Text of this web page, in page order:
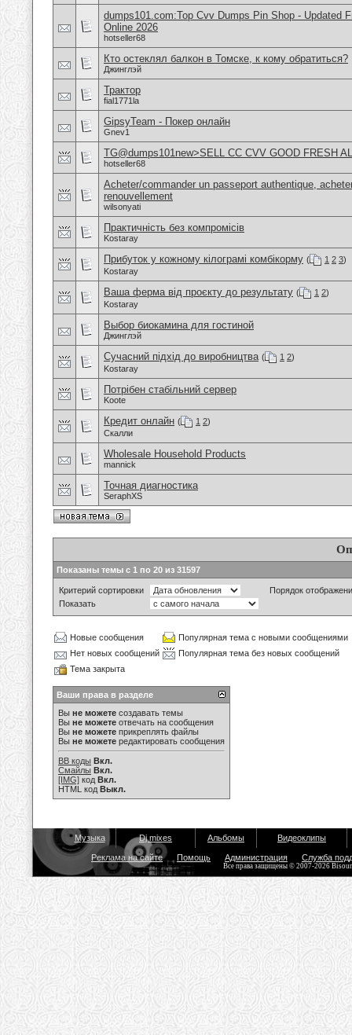
dumps101.com:Top Cvv Dumps Pin Shop - Updated
Online 2026
hotseller68
Кто остеклял балкон в Томске, к кому обратиться?
Джинглэй
Трактор
fial1771la
GipsyTeam - Покер онлайн
Gnev1
TG@dumps101new>SELL CC CVV GOOD FRESH
hotseller68
Acheter/commander un passeport authentique,
renouvellement
wilsonyati
Практичність без компромісів
Kostaray
Прибуток у кожному кілограмі комбікорму ( 1 2 3)
Kostaray
Ваша ферма від проєкту до результату ( 1 2)
Kostaray
Выбор биокамина для гостиной
Джинглэй
Сучасний підхід до виробництва ( 1 2)
Kostaray
Потрібен стабільний сервер
Koote
Кредит онлайн ( 1 2)
Скалли
Wholesale Household Products
mannick
Точная диагностика
SeraphXS
Показаны темы с 1 по 20 из 31597
Критерий сортировки
Порядок
Показать
Новые сообщения
Популярная тема с новыми сообщениями
Нет новых сообщений
Популярная тема без новых сообщений
Тема закрыта
Ваши права в разделе
Вы не можете создавать темы
Вы не можете отвечать на сообщения
Вы не можете прикреплять файлы
Вы не можете редактировать сообщения
BB коды Вкл.
Смайлы Вкл.
[IMG] код Вкл.
HTML код Выкл.
Музыка Dj mixes Альбомы Видеоклипы
Реклама на сайте Помощь Администрация Служба
Все права защищены © 2007-2026